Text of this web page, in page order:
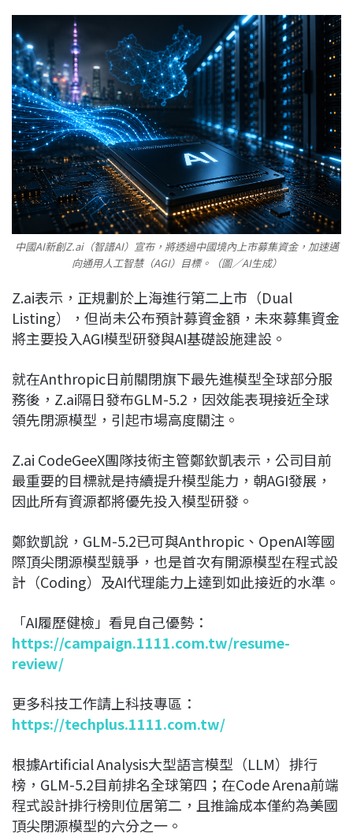
中國AI新創Z.ai（智譜AI）宣布，將透過中國境內上市募集資金，加速邁
向通用人工智慧（AGI）目標。（圖／AI生成）
Z.ai表示，正規劃於上海進行第二上市（Dual
Listing），但尚未公布預計募資金額，未來募集資金
將主要投入AGI模型研發與AI基礎設施建設。
就在Anthropic日前關閉旗下最先進模型全球部分服
務後，Z.ai隔日發布GLM-5.2，因效能表現接近全球
領先閉源模型，引起市場高度關注。
Z.ai CodeGeeX團隊技術主管鄭欽凱表示，公司目前
最重要的目標就是持續提升模型能力，朝AGI發展，
因此所有資源都將優先投入模型研發。
鄭欽凱說，GLM-5.2已可與Anthropic、OpenAI等國
際頂尖閉源模型競爭，也是首次有開源模型在程式設
計（Coding）及AI代理能力上達到如此接近的水準。
「AI履歷健檢」看見自己優勢：
https://campaign.1111.com.tw/resume-
review/
更多科技工作請上科技專區：
https://techplus.1111.com.tw/
根據Artificial Analysis大型語言模型（LLM）排行
榜，GLM-5.2目前排名全球第四；在Code Arena前端
程式設計排行榜則位居第二，且推論成本僅約為美國
頂尖閉源模型的六分之一。